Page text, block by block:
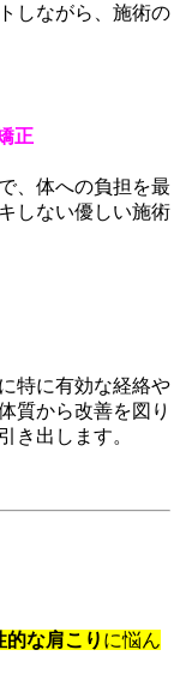
しながら、施術の
正
、体への負担を最
しない優しい施術
特に有効な経絡や
質から改善を図り
き出します。
的な肩こり に悩ん